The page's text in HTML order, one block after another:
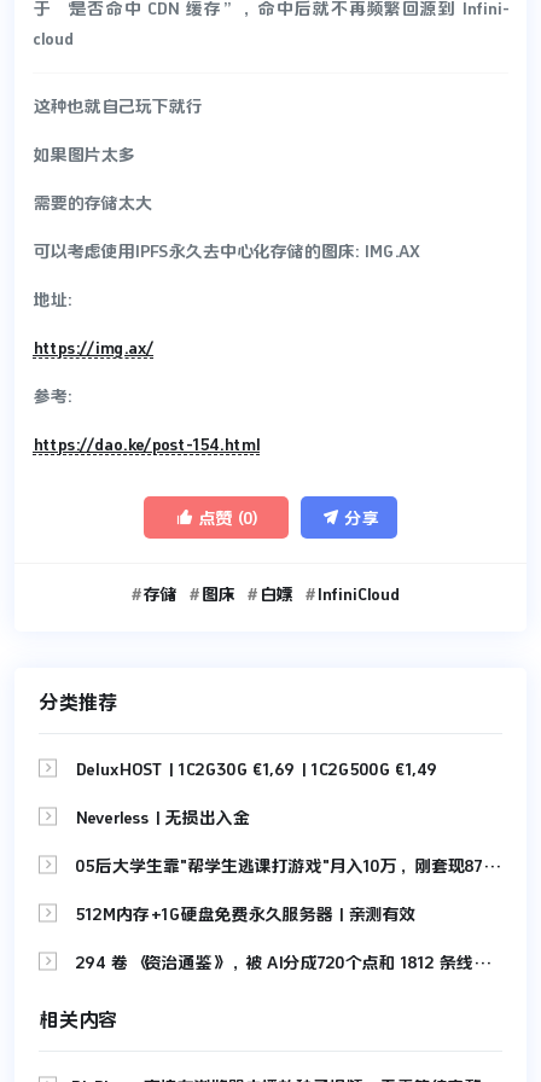
于“是否命中 CDN 缓存”，命中后就不再频繁回源到 Infini-
cloud
这种也就自己玩下就行
如果图片太多
需要的存储太大
可以考虑使用IPFS永久去中心化存储的图床: IMG.AX
地址:
https://img.ax/
参考:
https://dao.ke/post-154.html
 点赞 (0)  分享
存储 图床 白嫖 InfiniCloud
分类推荐
 DeluxHOST | 1C2G30G €1,69 | 1C2G500G €1,49
 Neverless | 无损出入金
 05后大学生靠"帮学生逃课打游戏"月入10万，刚套现87万！
 512M内存+1G硬盘免费永久服务器 | 亲测有效
 294 卷《资治通鉴》，被 AI分成720个点和 1812 条线，拆解成可视化网站，让你快速读懂
相关内容